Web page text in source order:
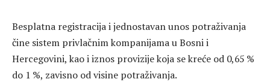
Besplatna registracija i jednostavan unos potraživanja
čine sistem privlačnim kompanijama u Bosni i
Hercegovini, kao i iznos provizije koja se kreće od 0,65 %
do 1 %, zavisno od visine potraživanja.